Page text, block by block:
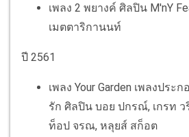
เพลง 2 พยางค์ ศิลปิน M'nY
เมตตาริกานนท์
ปี 2561
เพลง Your Garden เพลงประ
รัก ศิลปิน บอย ปกรณ์, เกรท ว
ท็อป จรณ, หลุยส์ สก็อต